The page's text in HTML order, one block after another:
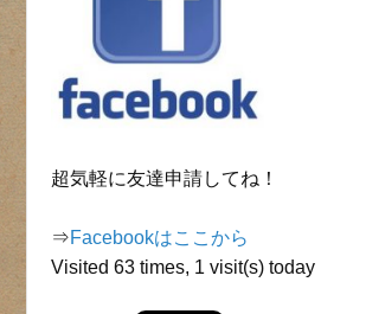
超気軽に友達申請してね！
⇒Facebookはここから
Visited 63 times, 1 visit(s) today